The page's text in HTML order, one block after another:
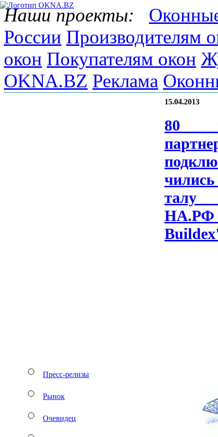
Наши проекты:
России Производителям
окон Покупателям окон
OKNA.BZ Реклама
15.04.2013
80
Пресс-релизы
Рынок
Очевидец